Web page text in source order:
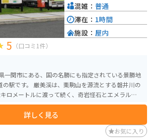
5 （口コミ1件）
一関市にある、国の名勝にも指定されている景勝地
を源流とする磐井川の
ロメートルに渡って続く、奇岩怪石とエメラルドグ
の駅には、地元の特産品を販売
ンがあり、岩手県や一関市の味覚を楽しむことがで
ば粉を使った手打ちそばや、新鮮な野菜を使った
詳しく見る
混雑： 普通
滞在： 1時間
施設： 屋内
お気に入り